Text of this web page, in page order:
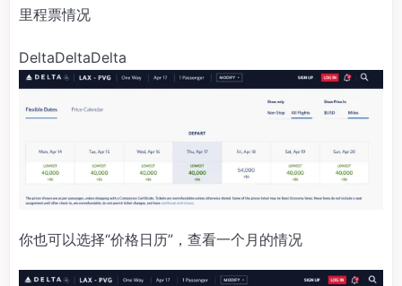
里程票情况
DeltaDeltaDelta
你也可以选择“价格日历”，查看一个月的情况